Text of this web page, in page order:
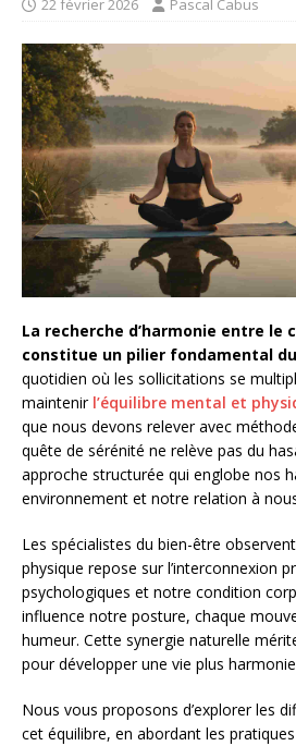
22 février 2026 Pascal Cabus
La recherche d’harmonie entre le
constitue un pilier fondamental
quotidien où les sollicitations se
maintenir l’équilibre mental et
que nous devons relever avec
quête de sérénité ne relève pas du
approche structurée qui englobe nos
environnement et notre relation à
Les spécialistes du bien-être
physique repose sur l’interconnexion
psychologiques et notre condition
influence notre posture, chaque
humeur. Cette synergie naturelle
pour développer une vie plus
Nous vous proposons d’explorer les
cet équilibre, en abordant les